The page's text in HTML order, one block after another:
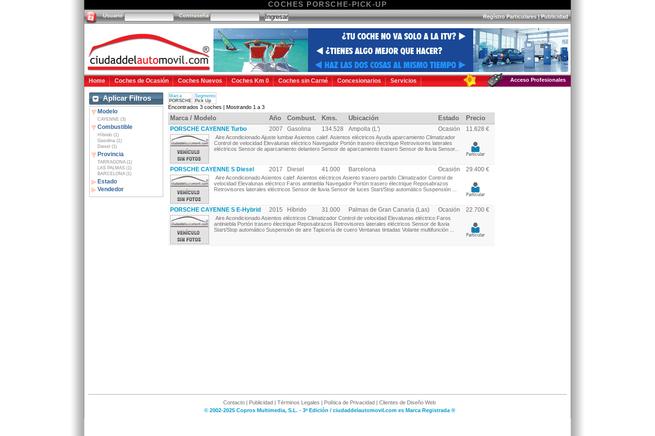
COCHES PORSCHE-PICK-UP
Usuario Contraseña Regístro Particulares|Publicidad
Home Coches de Ocasión Coches Nuevos Coches Km 0 Coches sin Carné Concesionarios Servicios 0 Acceso Profesionales
Aplicar Filtros
Modelo
CAYENNE (3)
Combustible
Híbrido (1)
Gasolina (1)
Diesel (1)
Provincia
TARRAGONA (1)
LAS PALMAS (1)
BARCELONA (1)
Estado
Vendedor
Marca
PORSCHE
Segmento
Pick Up
Encontrados 3 coches | Mostrando 1 a 3
Marca / Modelo Año Combust. Kms. Ubicación Estado Precio
PORSCHE CAYENNE Turbo 2007 Gasolina 134.528 Ampolla (L') Ocasión 11.628 €
Aire Acondicionado Ajuste lumbar Asientos calef. Asientos eléctricos Ayuda aparcamiento Climatizador
Control de velocidad Elevalunas eléctrico Navegador Portón trasero électrique Retrovisores laterales
eléctricos Sensor de aparcamiento delantero Sensor de aparcamiento trasero Sensor de lluvia Sensor...
PORSCHE CAYENNE S Diesel 2017 Diesel 41.000 Barcelona Ocasión 29.400 €
Aire Acondicionado Asientos calef. Asientos eléctricos Asiento trasero partido Climatizador Control de
velocidad Elevalunas eléctrico Faros antiniebla Navegador Portón trasero électrique Reposabrazos
Retrovisores laterales eléctricos Sensor de lluvia Sensor de luces Start/Stop automático Suspensión ...
PORSCHE CAYENNE S E-Hybrid 2015 Híbrido 31.000 Palmas de Gran Canaria (Las) Ocasión 22.700 €
Aire Acondicionado Asientos eléctricos Climatizador Control de velocidad Elevalunas eléctrico Faros
antiniebla Portón trasero électrique Reposabrazos Retrovisores laterales eléctricos Sensor de lluvia
Start/Stop automático Suspensión de aire Tapicería de cuero Ventanas tintadas Volante multifunción ...
Contacto | Publicidad | Términos Legales | Política de Privacidad | Clientes de Diseño Web
© 2002-2025 Copros Multimedia, S.L. - 3ª Edición / ciudaddelautomovil.com es Marca Registrada ®